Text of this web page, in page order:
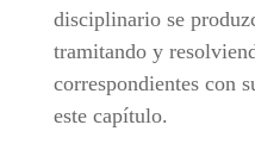
disciplinario se
tramitando y
correspondientes con
este capítulo.